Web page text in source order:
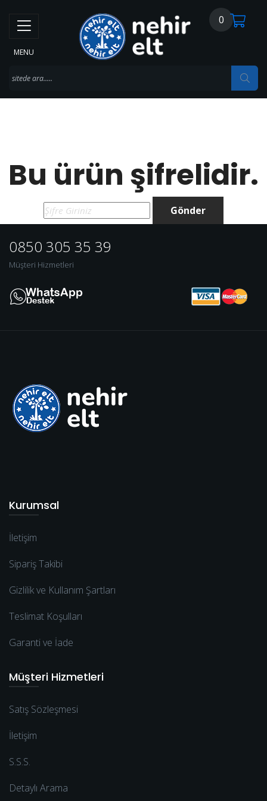
MENU
0
Bu ürün şifrelidir.
Gönder
0850 305 35 39
Müşteri Hizmetleri
Kurumsal
İletişim
Sipariş Takibi
Gizlilik ve Kullanım Şartları
Teslimat Koşulları
Garanti ve İade
Müşteri Hizmetleri
Satış Sözleşmesi
İletişim
S.S.S.
Detaylı Arama